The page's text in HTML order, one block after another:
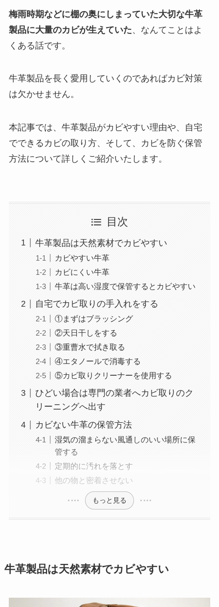
梅雨時期などに棚の奥にしまっていた大切な牛革
製品に大量のカビが生えていた、なんてことはよ
くある話です。
牛革製品を長く愛用していくのであればカビ対策
は欠かせません。
本記事では、牛革製品がカビやすい理由や、自宅
でできるカビの取り方、そして、カビを防ぐ保管
方法について詳しくご紹介いたします。
目次
牛革製品は天然素材でカビやすい
カビやすい牛革
カビにくい牛革
牛革は高い湿度で保管するとカビやすい
自宅でカビ取りの手入れをする
①まずはブラッシング
②天日干しをする
③重曹水で拭き取る
④エタノールで消毒する
⑤カビ取りクリーナーを使用する
ひどい場合は専門の業者へカビ取りのク
リーニングへ出す
カビない牛革の保管方法
湿気の溜まらない風通しのいい場所に保
管する
定期的に汚れを落とす
他の物と密着させない
もっと見る
牛革製品は天然素材でカビやすい